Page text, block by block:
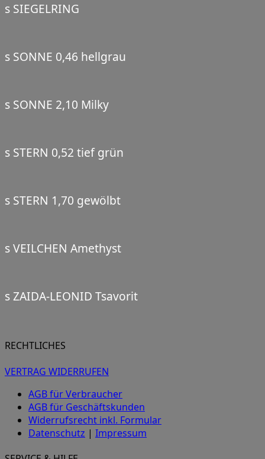
s SIEGELRING
s SONNE 0,46 hellgrau
s SONNE 2,10 Milky
s STERN 0,52 tief grün
s STERN 1,70 gewölbt
s VEILCHEN Amethyst
s ZAIDA-LEONID Tsavorit
RECHTLICHES
VERTRAG WIDERRUFEN
AGB für Verbraucher
AGB für Geschäftskunden
Widerrufsrecht inkl. Formular
Datenschutz | Impressum